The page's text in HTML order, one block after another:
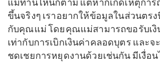
ขึ้นจริงๆ เราอยากให้ข้อมูลในส่วนตร
กับคุณแม่ โดยคุณแม่สามารถขอรับเ
เท่ากับการเบิกเงินค่าคลอดบุตร และจ
ชดเชยการหยุดงานด้วยเช่นกัน มีเงื่อ